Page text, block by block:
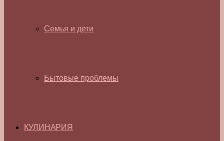
Семья и дети
Бытовые проблемы
КУЛИНАРИЯ